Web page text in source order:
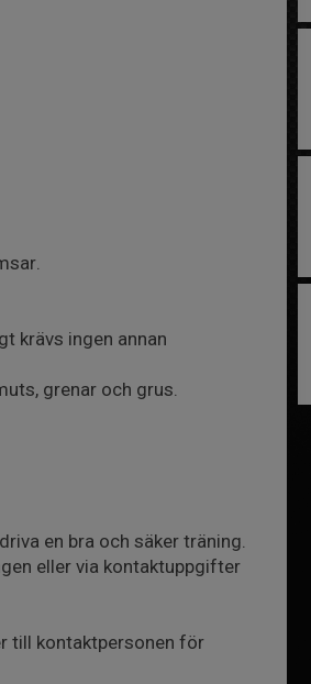
krävs ingen annan
grenar och grus.
en bra och säker träning.
eller via kontaktuppgifter
till kontaktpersonen för